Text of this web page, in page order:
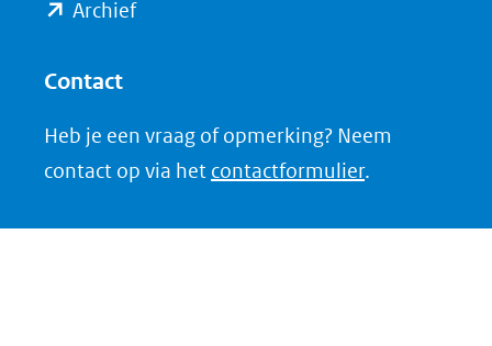
Archief(opent
(verwijst
naar
Contact
Heb je een vraag of opmerking? Neem
contact op via het contactformulier.